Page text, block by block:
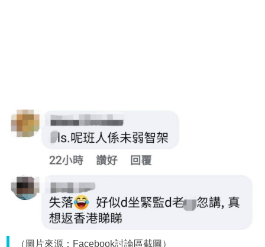
（圖片來源：Facebook討論區截圖）